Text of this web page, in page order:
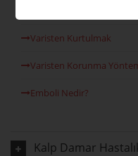
Varisten Kurtulmak
Varisten Korunma
Emboli Nedir?
Kalp Damar